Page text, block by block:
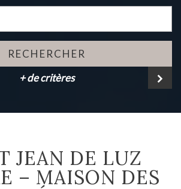
RECHERCHER
+ de critères
– MAISON DES